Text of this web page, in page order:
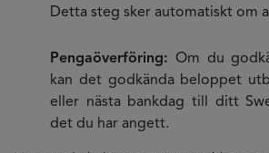
Detta steg sker automatiskt om
Pengaöverföring: Om du
kan det godkända beloppet
eller nästa bankdag till ditt
det du har angett.